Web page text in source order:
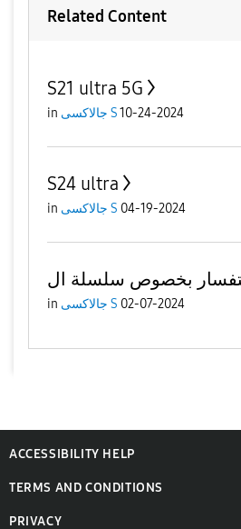
Related Content
S21 ultra 5G
in جالاكسى S10-24-2024
S24 ultra
in جالاكسى S 04-19-2024
in جالاكسى S 02-07-2024
ACCESSIBILITY HELP
TERMS AND CONDITIONS
PRIVACY